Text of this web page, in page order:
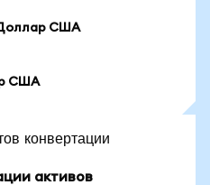
США
США
конвертации
активов